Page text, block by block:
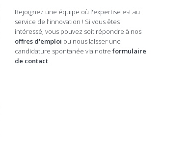
Rejoignez une équipe où l'expertise est au
service de l'innovation ! Si vous êtes
intéressé, vous pouvez soit répondre à nos
offres d'emploi ou nous laisser une
candidature spontanée via notre formulaire
de contact.